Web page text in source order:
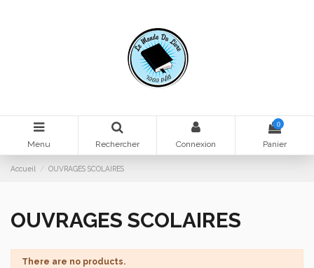
Menu Rechercher Connexion
0
Panier
Accueil OUVRAGES SCOLAIRES
OUVRAGES SCOLAIRES
There are no products.